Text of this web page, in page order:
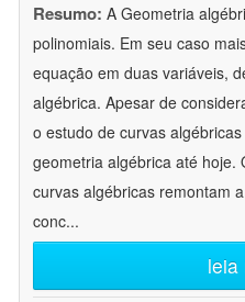
Resumo: A Geometria
polinomiais. Em seu caso
equação em duas variáveis,
algébrica. Apesar de
o estudo de curvas
geometria algébrica até hoje.
curvas algébricas remontam
conc...
leia